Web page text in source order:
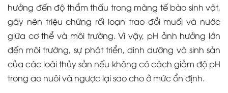
hưởng đến độ thẩm thấu trong màng tế bào sinh vật,
gây nên triệu chứng rối loạn trao đổi muối và nước
giữa cơ thể và môi trường. Vì vậy, pH ảnh hưởng lớn
đến môi trường, sự phát triển, dinh dưỡng và sinh sản
của các loài thủy sản nếu không có cách giảm độ pH
trong ao nuôi và ngược lại sao cho ở mức ổn định.